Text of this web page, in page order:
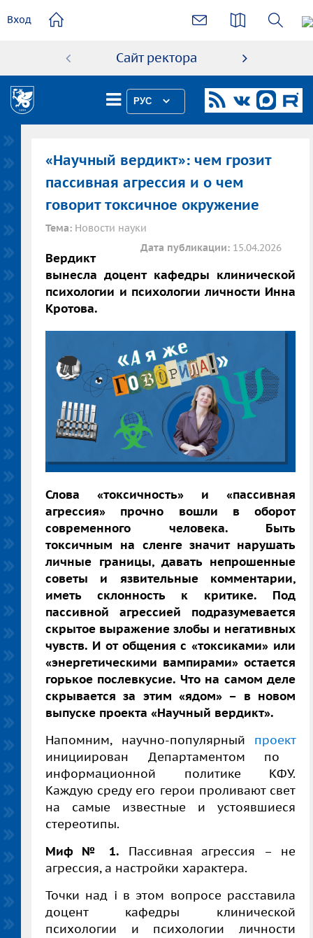
содержанию
Вход
Сайт ректора
РУС
«Научный вердикт»: чем грозит
пассивная агрессия и о чем
говорит токсичное окружение
Тема: Новости науки
Дата публикации: 15.04.2026
Вердикт
вынесла доцент кафедры клинической
психологии и психологии личности Инна
Кротова.
Слова «токсичность» и «пассивная
агрессия» прочно вошли в оборот
современного человека. Быть
токсичным на сленге значит нарушать
личные границы, давать непрошенные
советы и язвительные комментарии,
иметь склонность к критике. Под
пассивной агрессией подразумевается
скрытое выражение злобы и негативных
чувств. И от общения с «токсиками» или
«энергетическими вампирами» остается
горькое послевкусие. Что на самом деле
скрывается за этим «ядом» – в новом
выпуске проекта «Научный вердикт».
Напомним, научно-популярный проект
инициирован Департаментом по
информационной политике КФУ.
Каждую среду его герои проливают свет
на самые известные и устоявшиеся
стереотипы.
Миф № 1. Пассивная агрессия –
не
агрессия, а настройки характера.
Точки над i в этом вопросе расставила
доцент кафедры клинической
психологии и психологии личности